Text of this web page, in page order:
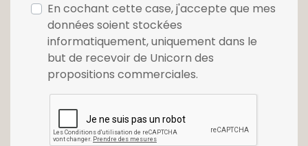
En cochant cette case, j'accepte que mes
données soient stockées
informatiquement, uniquement dans le
but de recevoir de Unicorn des
propositions commerciales.